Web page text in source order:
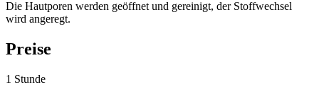
Die Hautporen werden geöffnet und gereinigt, der Stoffwechsel
wird angeregt.
Preise
1 Stunde